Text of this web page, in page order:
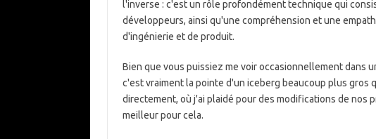
l'inverse : c'est un rôle profondément technique qui
développeurs, ainsi qu'une compréhension et une
d'ingénierie et de produit.
Bien que vous puissiez me voir occasionnellement dans
c'est vraiment la pointe d'un iceberg beaucoup plus gros
directement, où j'ai plaidé pour des modifications de nos
meilleur pour cela.